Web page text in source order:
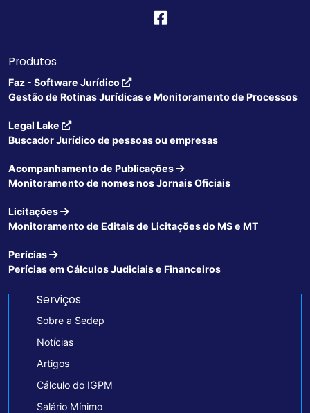
Produtos
Faz - Software Jurídico
Gestão de Rotinas Jurídicas e Monitoramento de Processos
Legal Lake
Buscador Jurídico de pessoas ou empresas
Acompanhamento de Publicações
Monitoramento de nomes nos Jornais Oficiais
Licitações
Monitoramento de Editais de Licitações do MS e MT
Perícias
Perícias em Cálculos Judiciais e Financeiros
Serviços
Sobre a Sedep
Notícias
Artigos
Cálculo do IGPM
Salário Mínimo